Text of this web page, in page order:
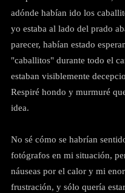
adónde habían ido los
yo estaba al lado del prado
parecer, habían estado
"caballitos" durante todo el
estaban visiblemente
Respiré hondo y murmuré
idea.
No sé cómo se habrían
fotógrafos en mi situación,
náuseas por el calor y mi
frustración, y sólo quería